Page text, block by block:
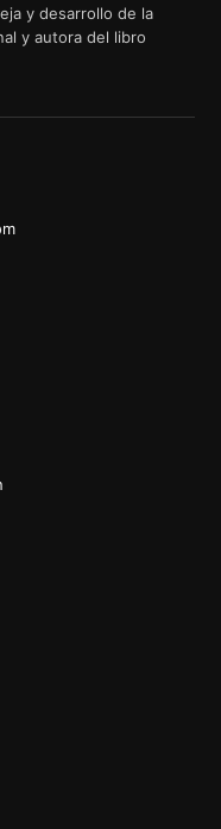
y desarrollo de la
y autora del libro